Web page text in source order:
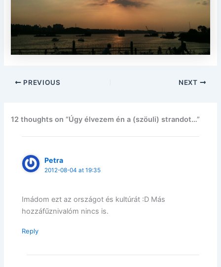
PREVIOUS NEXT
12 thoughts on “Úgy élvezem én a (szöuli) strandot…”
Petra
2012-08-04 at 19:35
Imádom ezt az országot és kultúrát :D Más
hozzáfűznivalóm nincs is.
Reply